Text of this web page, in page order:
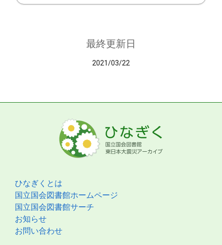
最終更新日
2021/03/22
ひなぎくとは
国立国会図書館ホームページ
国立国会図書館サーチ
お知らせ
お問い合わせ